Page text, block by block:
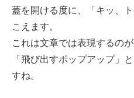
蓋を開ける度に、「キッ、
こえます。
これは文章では表現するのが
「飛び出すポップアップ」
すね。